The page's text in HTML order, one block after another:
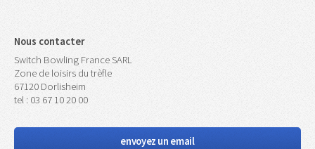
Nous contacter
Switch Bowling France SARL
Zone de loisirs du trèfle
67120 Dorlisheim
tel : 03 67 10 20 00
envoyez un email